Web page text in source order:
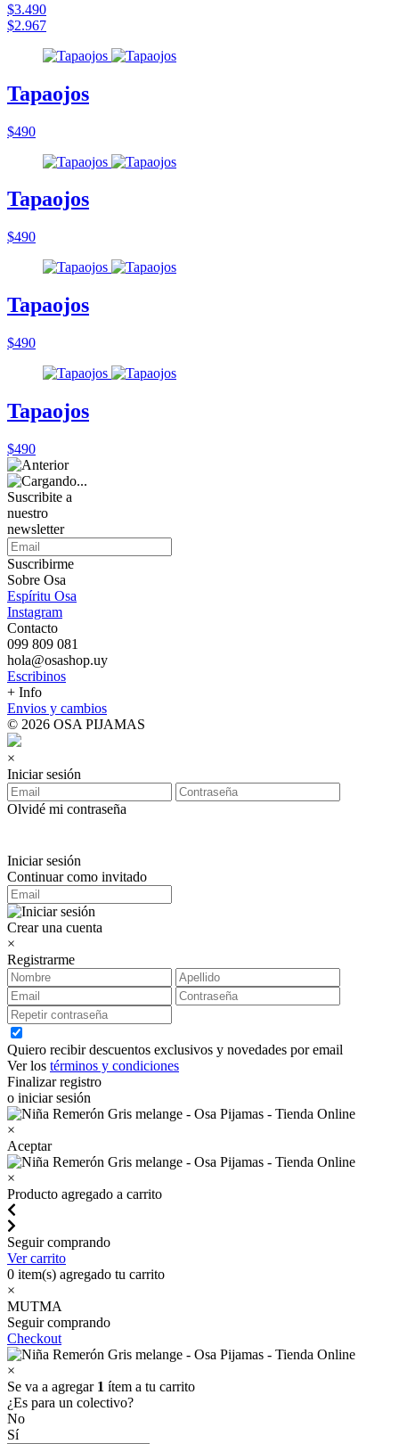
$3.490
$2.967
Tapaojos
$490
Tapaojos
$490
Tapaojos
$490
Tapaojos
$490
Suscribite a
nuestro
newsletter
Suscribirme
Sobre Osa
Espíritu Osa
Instagram
Contacto
099 809 081
hola@osashop.uy
Escribinos
+ Info
Envios y cambios
© 2026 OSA PIJAMAS
×
Iniciar sesión
Olvidé mi contraseña
Iniciar sesión
Continuar como invitado
Crear una cuenta
×
Registrarme
Quiero recibir descuentos exclusivos y novedades por email
Ver los términos y condiciones
Finalizar registro
o iniciar sesión
×
Aceptar
×
Producto agregado a carrito
Seguir comprando
Ver carrito
0 item(s) agregado tu carrito
×
MUTMA
Seguir comprando
Checkout
×
Se va a agregar 1 ítem a tu carrito
¿Es para un colectivo?
No
Sí